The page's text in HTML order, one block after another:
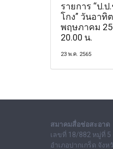
รายการ “ป.
โกง” วันอาทิ
พฤษภาคม
20.00 น.
23 พ.ค. 2565
สมาคมสื่อช่อสะอาด
เลขที่ 18/882 หมู่ที่
อำเภอปากเกร็ด จัง